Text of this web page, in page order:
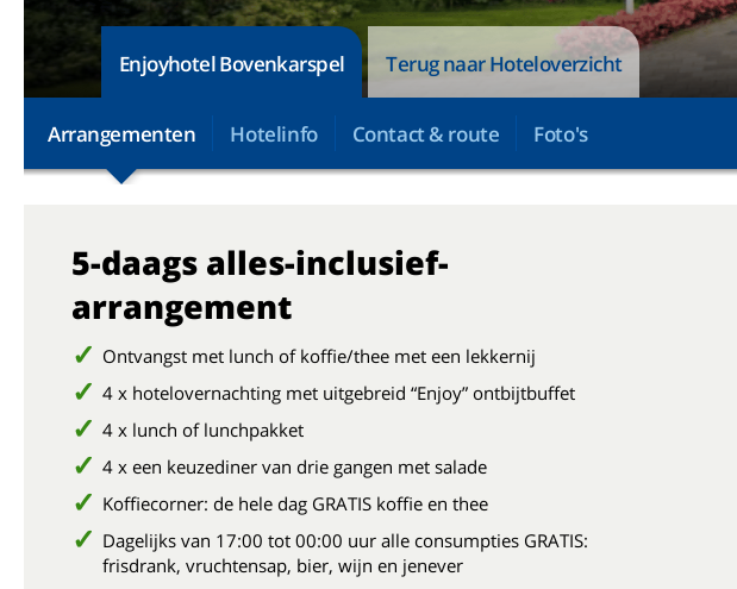
Enjoyhotel Bovenkarspel Terug naar Hoteloverzicht
Arrangementen Hotelinfo Contact & route Foto's
5-daags alles-inclusief-
arrangement
Ontvangst met lunch of koffie/thee met een lekkernij
4 x hotelovernachting met uitgebreid “Enjoy” ontbijtbuffet
4 x lunch of lunchpakket
4 x een keuzediner van drie gangen met salade
Koffiecorner: de hele dag GRATIS koffie en thee
Dagelijks van 17:00 tot 00:00 uur alle consumpties GRATIS:
frisdrank, vruchtensap, bier, wijn en jenever